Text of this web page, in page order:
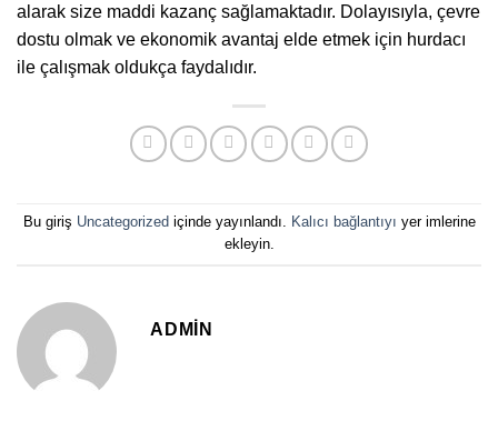
alarak size maddi kazanç sağlamaktadır. Dolayısıyla, çevre
dostu olmak ve ekonomik avantaj elde etmek için hurdacı
ile çalışmak oldukça faydalıdır.
Bu giriş Uncategorized içinde yayınlandı. Kalıcı bağlantıyı yer imlerine
ekleyin.
ADMIN